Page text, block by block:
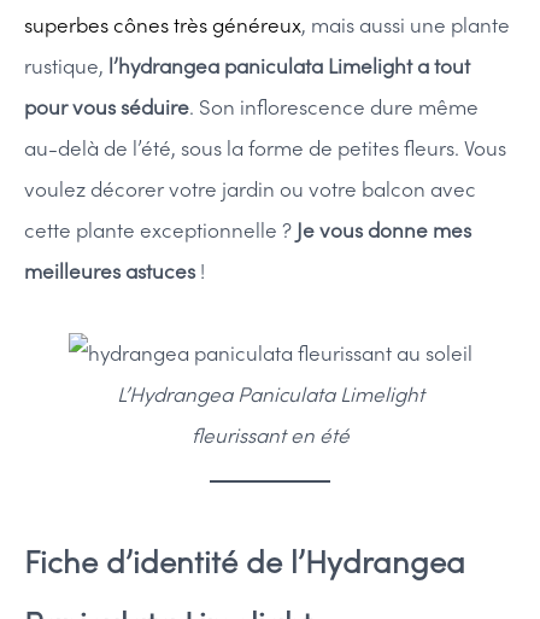
superbes cônes très généreux, mais aussi une plante
rustique, l’hydrangea paniculata Limelight a tout
pour vous séduire. Son inflorescence dure même
au-delà de l’été, sous la forme de petites fleurs. Vous
voulez décorer votre jardin ou votre balcon avec
cette plante exceptionnelle ? Je vous donne mes
meilleures astuces!
L’Hydrangea Paniculata Limelight
fleurissant en été
Fiche d’identité de l’Hydrangea